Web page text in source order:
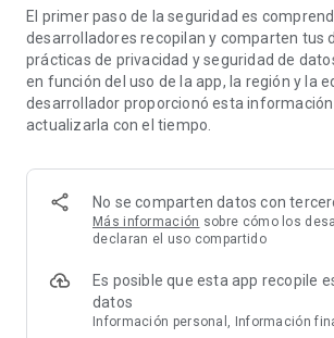
El primer paso de la seguridad es
desarrolladores recopilan y comparten tus
prácticas de privacidad y seguridad de
en función del uso de la app, la región y la
desarrollador proporcionó esta
actualizarla con el tiempo.
No se comparten datos con
Más información sobre cómo los
declaran el uso compartido
Es posible que esta app recopile
datos
Información personal, Información